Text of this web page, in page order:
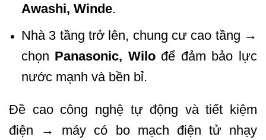
Awashi, Winde.
Nhà 3 tầng trở lên, chung cư cao tầng →
chọn Panasonic, Wilođể đảm bảo lực
nước mạnh và bền bỉ.
Đề cao công nghệ tự động và tiết kiệm
điện → máy có bo mạch điện tử nhạy